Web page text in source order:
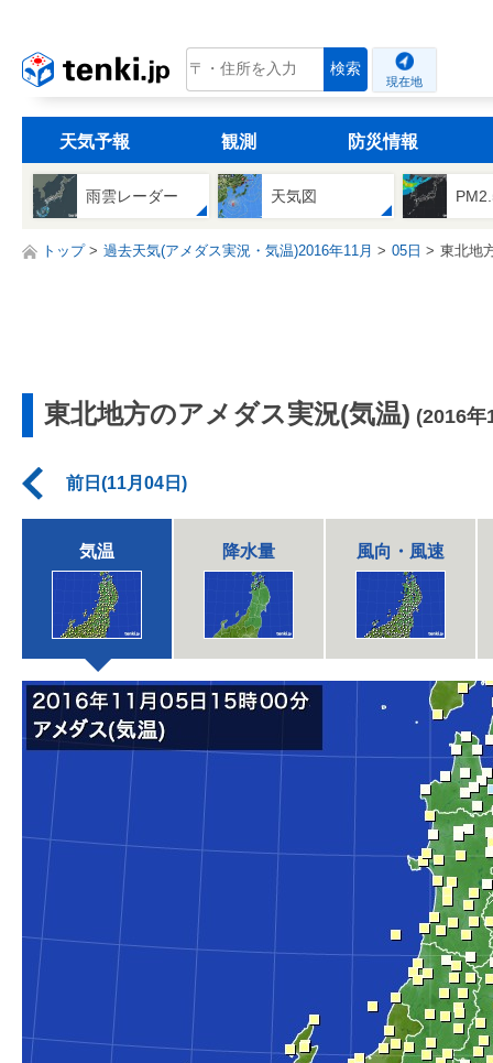
tenki.jp 検索
現在地
天気予報 観測 防災情報
雨雲レーダー 天気図
トップ 過去天気(アメダス実況・気温)2016年11月 05日 東北地
東北地方のアメダス実況(気温) (2016年
前日(11月04日)
気温 降水量 風向・風速